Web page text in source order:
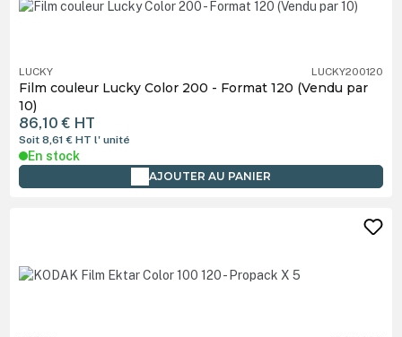
LUCKY LUCKY200120
Film couleur Lucky Color 200 - Format 120 (Vendu par
10)
86,10 € HT
Soit 8,61 €HTl' unité
En stock
AJOUTER AU PANIER